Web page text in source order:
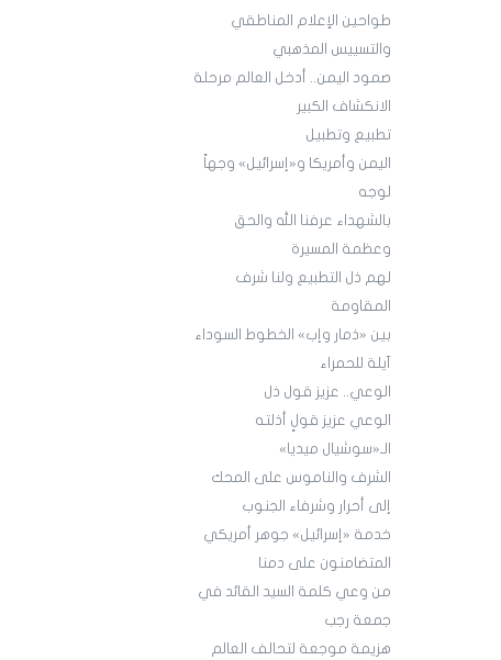
طواحين الإعلام المناطقي
والتسييس المذهبي
صمود اليمن.. أدخل العالم مرحلة
الانكشاف الكبير
تطبيع وتطبيل
اليمن وأمريكا و«إسرائيل» وجهاً
لوجه
بالشهداء عرفنا الله والحق
وعظمة المسيرة
لهم ذل التطبيع ولنا شرف
المقاومة
بين «ذمار وإب» الخطوط السوداء
آيلة للحمراء
الوعي.. عزيز قول ذل
الوعي عزيز قولٍ أذلته
الـ«سوشيال ميديا»
الشرف والناموس على المحك
إلى أحرار وشرفاء الجنوب
خدمة «إسرائيل» جوهر أمريكي
المتضامنون على دمنا
من وعي كلمة السيد القائد في
جمعة رجب
هزيمة موجعة لتحالف العالم